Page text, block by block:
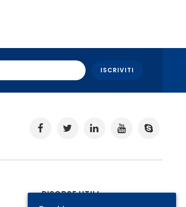
RISORSE UTILI